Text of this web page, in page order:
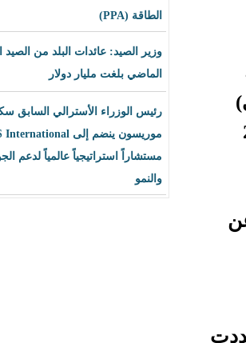
الصيد: عائدات البلد من الصيد العام
بلغت مليار دولار
الوزراء الأسترالي السابق سكوت
موريسون ينضم إلى BLS International
استراتيجياً عالمياً لدعم الجودة